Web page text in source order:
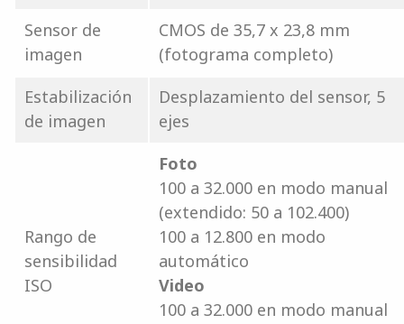
Sensor de
imagen
CMOS de 35,7 x 23,8 mm
(fotograma completo)
Estabilización
de imagen
Desplazamiento del sensor, 5
ejes
Rango de
sensibilidad
ISO
Foto
100 a 32.000 en modo manual
(extendido: 50 a 102.400)
100 a 12.800 en modo
automático
Video
100 a 32.000 en modo manual